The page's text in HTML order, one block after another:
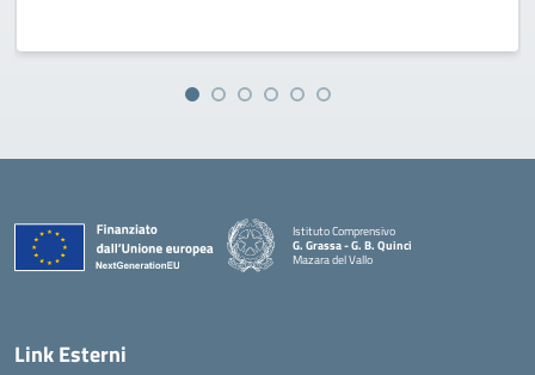
Istituto Comprensivo
G. Grassa - G. B. Quinci
Mazara del Vallo
Link Esterni